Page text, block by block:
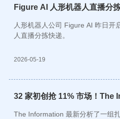
Figure AI 人形机器人直播分
4 万个包裹，但还有瑕疵
人形机器人公司 Figure AI 昨日开
人直播分拣快递。
2026-05-19
32 家初创抢 11% 市场！The
The Information 最新分析了一组